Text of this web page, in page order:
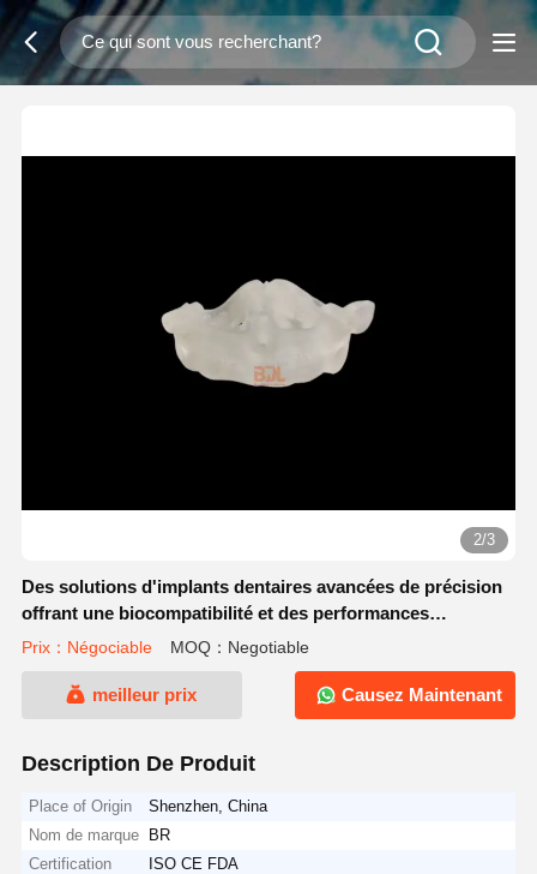
2/3
Des solutions d'implants dentaires avancées de précision
offrant une biocompatibilité et des performances
améliorées pour les chirurgiens
Prix：Négociable MOQ：Negotiable
meilleur prix Causez Maintenant
Description De Produit
Place of Origin
Shenzhen, China
Nom de marque
BR
Certification
ISO CE FDA